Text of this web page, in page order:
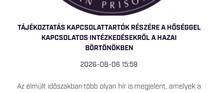
TÁJÉKOZTATÁS KAPCSOLATTARTÓK RÉSZÉRE A HŐSÉGGEL
KAPCSOLATOS INTÉZKEDÉSEKRŐL A HAZAI
BÖRTÖNÖKBEN
2026-08-06 15:59
Az elmúlt időszakban több olyan hír is megjelent, amelyek a